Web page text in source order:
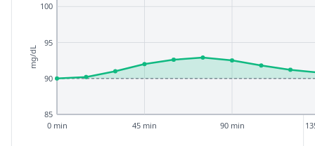
85
90
95
100
0 min 45 min 90 min
mg/dL